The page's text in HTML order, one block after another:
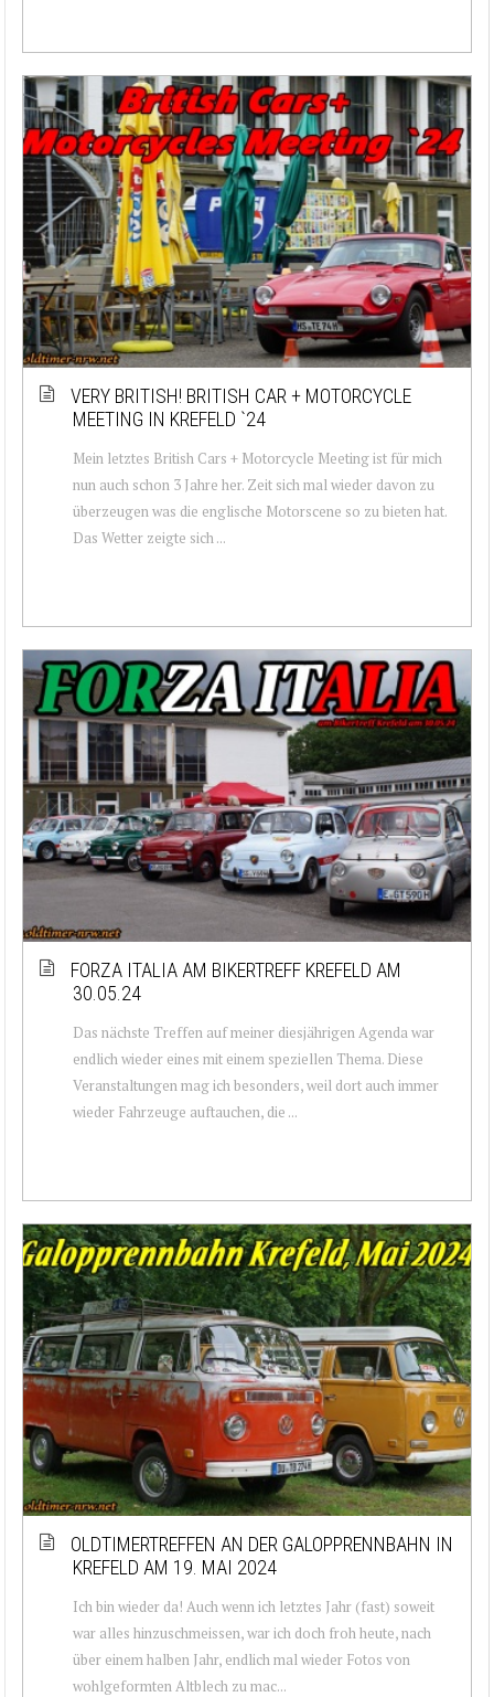
VERY BRITISH! BRITISH CAR + MOTORCYCLE
MEETING IN KREFELD `24
Mein letztes British Cars + Motorcycle Meeting ist für mich
nun auch schon 3 Jahre her. Zeit sich mal wieder davon zu
überzeugen was die englische Motorscene so zu bieten hat.
Das Wetter zeigte sich ...
FORZA ITALIA AM BIKERTREFF KREFELD AM
30.05.24
Das nächste Treffen auf meiner diesjährigen Agenda war
endlich wieder eines mit einem speziellen Thema. Diese
Veranstaltungen mag ich besonders, weil dort auch immer
wieder Fahrzeuge auftauchen, die ...
OLDTIMERTREFFEN AN DER GALOPPRENNBAHN IN
KREFELD AM 19. MAI 2024
Ich bin wieder da! Auch wenn ich letztes Jahr (fast) soweit
war alles hinzuschmeissen, war ich doch froh heute, nach
über einem halben Jahr, endlich mal wieder Fotos von
wohlgeformten Altblech zu mac...